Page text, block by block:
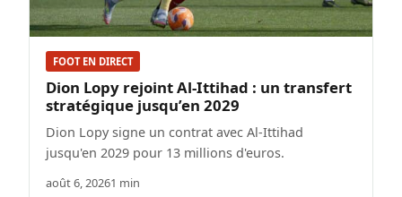
FOOT EN DIRECT
Dion Lopy rejoint Al-Ittihad : un transfert
stratégique jusqu’en 2029
Dion Lopy signe un contrat avec Al-Ittihad
jusqu'en 2029 pour 13 millions d'euros.
août 6, 20261 min